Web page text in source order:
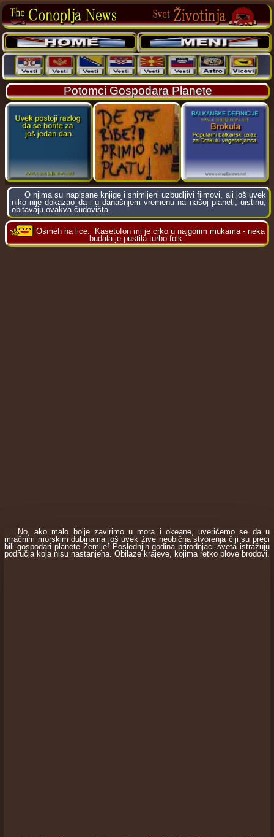
Potomci Gospodara Planete
O njima su napisane knjige i snimljeni uzbudljivi filmovi, ali još uvek
niko nije dokazao da i u današnjem vremenu na našoj planeti, uistinu,
obitavaju ovakva čudovišta.
Osmeh na lice:
Kasetofon mi je crko u najgorim mukama - neka
budala je pustila turbo-folk.
No, ako malo bolje zavirimo u mora i okeane, uverićemo se da u
mračnim morskim dubinama još uvek žive neobična stvorenja čiji su preci
bili gospodari planete Zemlje! Poslednjih godina prirodnjaci sveta istražuju
područja koja nisu nastanjena. Obilaze krajeve, kojima retko plove brodovi.